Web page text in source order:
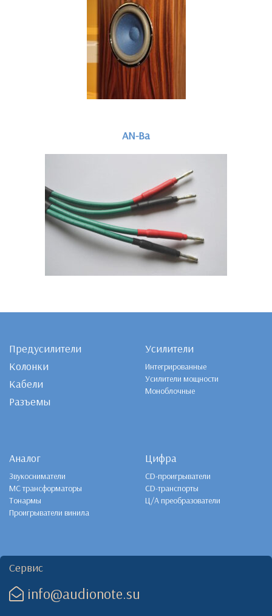
AN-Ba
Предусилители
Колонки
Кабели
Разъемы
Усилители
Интегрированные
Усилители мощности
Моноблочные
Аналог
Звукосниматели
MC трансформаторы
Тонармы
Проигрыватели винила
Цифра
CD-проигрыватели
CD-транспорты
Ц/А преобразователи
Сервис
info@audionote.su